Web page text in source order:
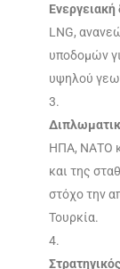
LNG,
υποδομών
υψηλού
ΗΠΑ, ΝΑΤΟ
και της
στόχο την
Τουρκία.